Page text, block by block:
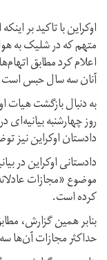
اوکراین با تاکید بر
متهم که در شلیک به
اعلام کرد مطابق
آنان سه سال حبس
به دنبال بازگشت هیات
روز چهارشنبه
دادستان اوکراین نیز
دادستانی اوکراین در
موضوع «مجازات
کرده است.
بنابر همین گزارش،
حداکثر مجازات آن‌ها